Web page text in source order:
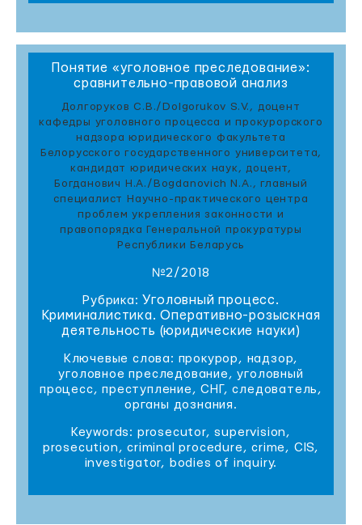
Понятие «уголовное преследование»:
сравнительно-правовой анализ
Долгоруков С.В./Dolgorukov S.V., доцент
кафедры уголовного процесса и прокурорского
надзора юридического факультета
Белорусского государственного университета,
кандидат юридических наук, доцент,
Богданович Н.А./Bogdanovich N.A., главный
специалист Научно-практического центра
проблем укрепления законности и
правопорядка Генеральной прокуратуры
Республики Беларусь
№2/2018
Рубрика: Уголовный процесс.
Криминалистика. Оперативно-розыскная
деятельность (юридические науки)
Ключевые слова: прокурор, надзор,
уголовное преследование, уголовный
процесс, преступление, СНГ, следователь,
органы дознания.
Keywords: prosecutor, supervision,
prosecution, criminal procedure, crime, CIS,
investigator, bodies of inquiry.